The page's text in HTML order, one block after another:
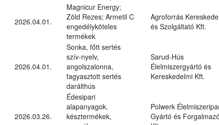
2026.04.01.
Magnicur Energy;
Zöld Rezes; Armetil C
engedélyköteles
termékek
Agroforrás
és Szolgáltató Kft.
2026.04.01.
Sonka, főtt sertés
szív-nyelv,
angolszalonna,
fagyasztott sertés
darálthús
Sarud-Hús
Élelmiszergyártó és
Kereskedelmi Kft.
2026.03.26.
Édesipari
alapanyagok,
késztermékek,
Polwerk
Gyártó és